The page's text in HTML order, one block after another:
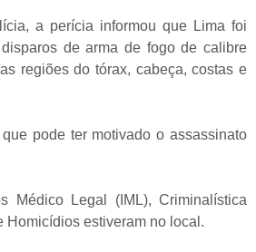
a perícia informou que Lima foi
de arma de fogo de calibre
regiões do tórax, cabeça, costas e
pode ter motivado o assassinato
Médico Legal (IML), Criminalística
Homicídios estiveram no local.